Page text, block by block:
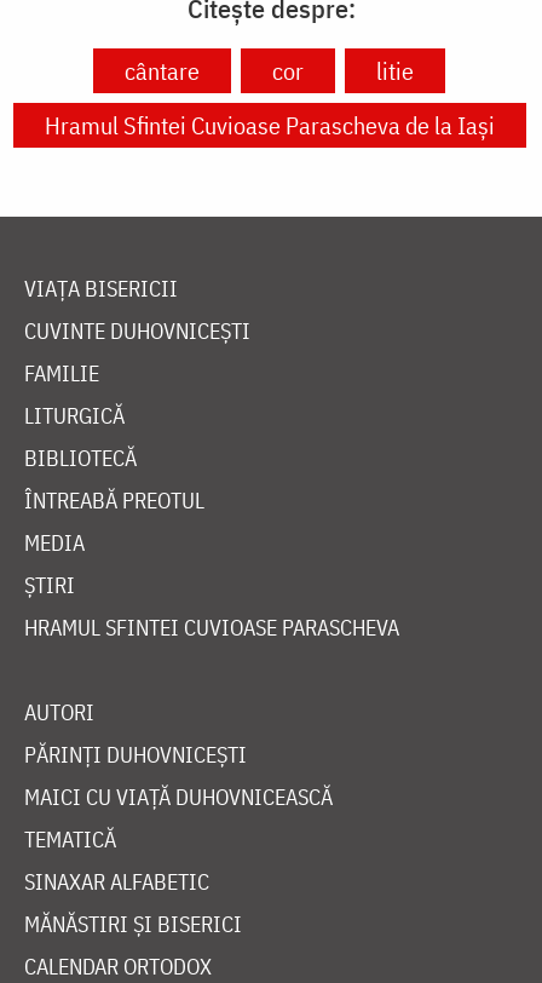
Citește despre:
cântare cor
litie
Hramul Sfintei Cuvioase Parascheva de la Iași
VIAȚA BISERICII
CUVINTE DUHOVNICEȘTI
FAMILIE
LITURGICĂ
BIBLIOTECĂ
ÎNTREABĂ PREOTUL
MEDIA
ȘTIRI
HRAMUL SFINTEI CUVIOASE PARASCHEVA
AUTORI
PĂRINȚI DUHOVNICEȘTI
MAICI CU VIAȚĂ DUHOVNICEASCĂ
TEMATICĂ
SINAXAR ALFABETIC
MĂNĂSTIRI ȘI BISERICI
CALENDAR ORTODOX